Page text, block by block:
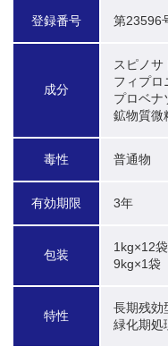
登録番号 第23596
成分
スピノサ
フィプロ
プロベナ
鉱物質微
毒性 普通物
有効期限 3年
包装
1kg×12袋
9kg×1袋
特性
長期残効
緑化期処